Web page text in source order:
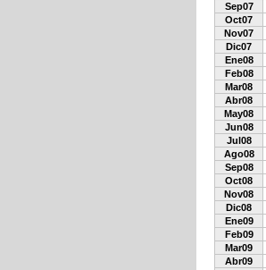
Sep07
Oct07
Nov07
Dic07
Ene08
Feb08
Mar08
Abr08
May08
Jun08
Jul08
Ago08
Sep08
Oct08
Nov08
Dic08
Ene09
Feb09
Mar09
Abr09